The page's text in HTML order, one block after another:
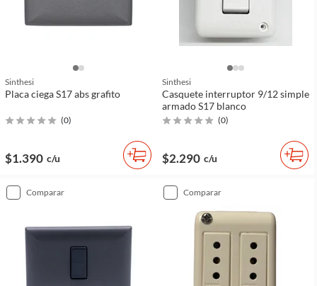
Sinthesi
Placa ciega S17 abs grafito
(0)
$1.390 c/u
Sinthesi
Casquete interruptor 9/12 simple
armado S17 blanco
(0)
$2.290 c/u
comparar comparar